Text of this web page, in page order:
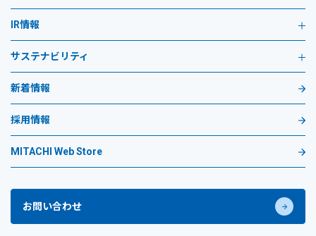
IR情報
サステナビリティ
新着情報
採用情報
MITACHI Web Store
お問い合わせ